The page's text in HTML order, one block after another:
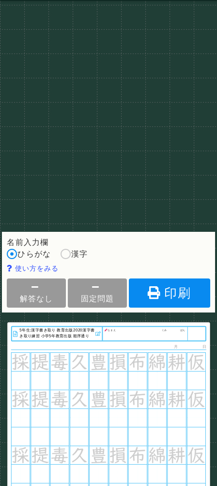
名前入力欄
ひらがな
漢字
使い方をみる
解答なし 固定問題 印刷
なまえ くみ ばん
月 日